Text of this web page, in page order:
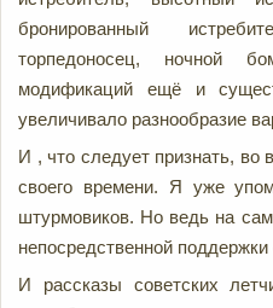
бронированный
торпедоносец, ночной
модификаций ещё и
увеличивало разнообразие
И , что следует признать,
своего времени. Я уже
штурмовиков. Но ведь на
непосредственной
И рассказы советских